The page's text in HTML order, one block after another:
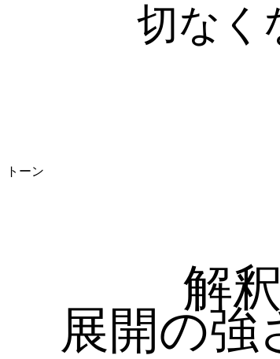
切なく
トーン
展開の強
解